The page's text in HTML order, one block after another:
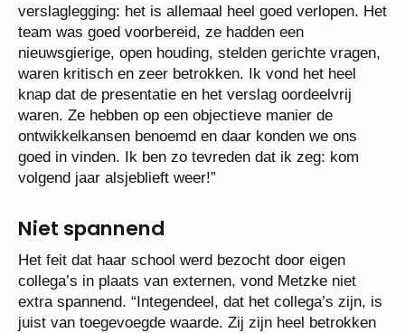
verslaglegging: het is allemaal heel goed verlopen. Het
team was goed voorbereid, ze hadden een
nieuwsgierige, open houding, stelden gerichte vragen,
waren kritisch en zeer betrokken. Ik vond het heel
knap dat de presentatie en het verslag oordeelvrij
waren. Ze hebben op een objectieve manier de
ontwikkelkansen benoemd en daar konden we ons
goed in vinden. Ik ben zo tevreden dat ik zeg: kom
volgend jaar alsjeblieft weer!”
Niet spannend
Het feit dat haar school werd bezocht door eigen
collega’s in plaats van externen, vond Metzke niet
extra spannend. “Integendeel, dat het collega’s zijn, is
juist van toegevoegde waarde. Zij zijn heel betrokken